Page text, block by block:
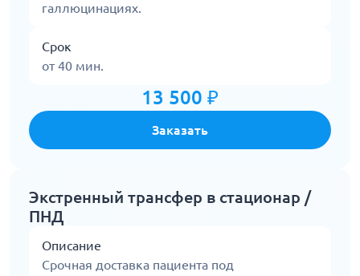
галлюцинациях.
Срок
от 40 мин.
13 500 ₽
Заказать
Экстренный трансфер в стационар /
ПНД
Описание
Срочная доставка пациента под